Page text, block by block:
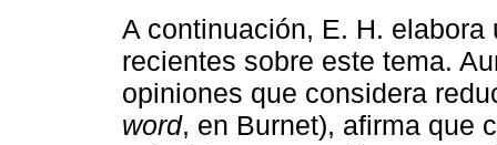
A continuación, E. H.
recientes sobre este tema.
opiniones que considera
word, en Burnet), afirma que